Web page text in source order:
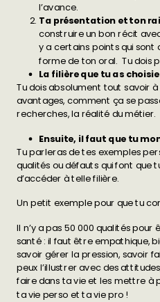
l’avance.
Ta présentation et ton
construire un bon récit
y a certains points qui
forme de ton oral. Tu dois
La filière que tu as choisie
Tu dois absolument tout savoir
avantages, comment ça se
recherches, la réalité du métier.
Ensuite, il faut que tu
Tu parleras de tes exemples
qualités ou défauts qui font que
d’accéder à telle filière.
Un petit exemple pour que tu
Il n’y a pas 50 000 qualités
santé : il faut être empathique,
savoir gérer la pression, savoir
peux l’illustrer avec des
faire dans ta vie et les mettre à
ta vie perso et ta vie pro !